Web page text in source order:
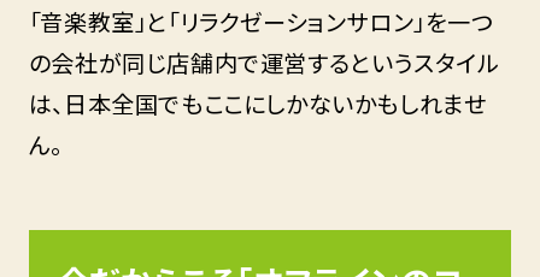
「音楽教室」と「リラクゼーションサロン」を一つ
の会社が同じ店舗内で運営するというスタイル
は、日本全国でもここにしかないかもしれませ
ん。